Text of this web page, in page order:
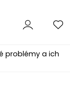
problémy a ich